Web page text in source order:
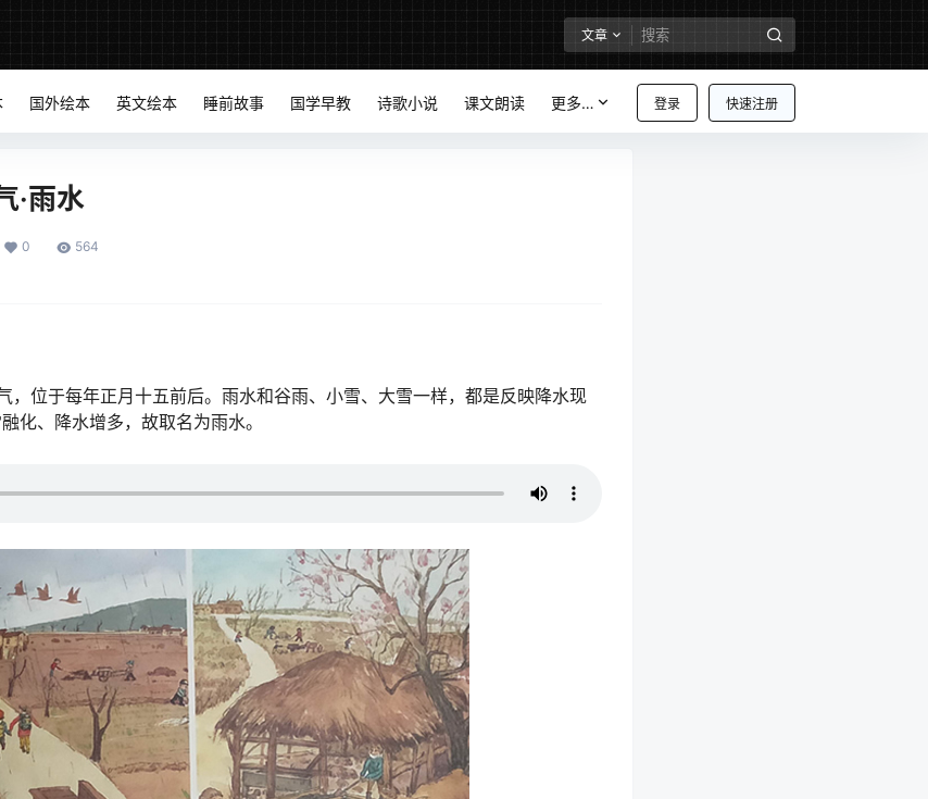
文章
登录 快速注册
国外绘本 英文绘本 睡前故事 国学早教 诗歌小说 课文朗读 更多…
·雨水
0 564
，位于每年正月十五前后。雨水和谷雨、小雪、大雪一样，都是反映降水现
化、降水增多，故取名为雨水。